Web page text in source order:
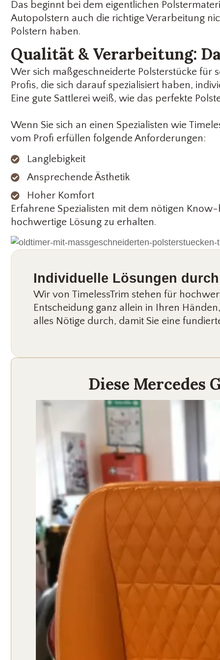
Das beginnt bei dem eigentlichen
Autopolstern auch die richtige Verarbeitung
Polstern haben.
Qualität & Verarbeitung:
Wer sich maßgeschneiderte Polsterstücke für
Profis, die sich darauf spezialisiert haben,
Eine gute Sattlerei weiß, wie das perfekte
Wenn Sie sich an einen Spezialisten wie
vom Profi erfüllen folgende Anforderungen:
Langlebigkeit
Ansprechende Ästhetik
Hoher Komfort
Erfahrene Spezialisten mit dem nötigen
hochwertige Lösung zu erhalten.
Individuelle Lösungen
Wir von TimelessTrim stehen für
Entscheidung ganz allein in Ihren
alles Nötige durch, damit Sie eine
Diese Mercedes